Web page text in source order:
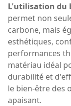
L'utilisation du
permet non
carbone, mais
esthétiques,
performances
matériau idéal
durabilité et
le bien-être des
apaisant.